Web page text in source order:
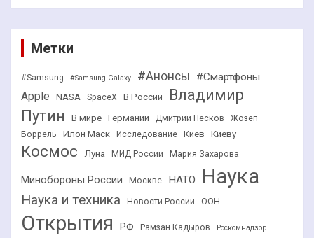
Метки
#Samsung #Samsung Galaxy #Анонсы #Смартфоны
Apple NASA SpaceX В России
Владимир
Путин
В мире Германии Дмитрий Песков
Жозеп
Боррель
Илон Маск Исследование Киев Киеву
Космос Луна МИД России Мария Захарова
Минобороны России Москве НАТО Наука
Наука и техника Новости России ООН
Открытия РФ Рамзан Кадыров Роскомнадзор